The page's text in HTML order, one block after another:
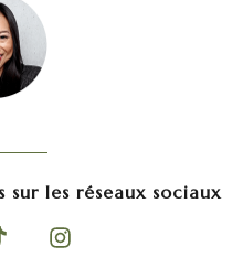
sur les réseaux sociaux